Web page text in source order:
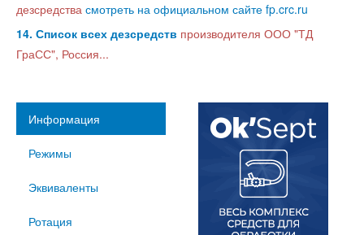
дезсредства смотреть на официальном сайте fp.crc.ru
14. Список всех дезсредств производителя ООО "ТД
ГраСС", Россия...
Информация
Режимы
Эквиваленты
Ротация